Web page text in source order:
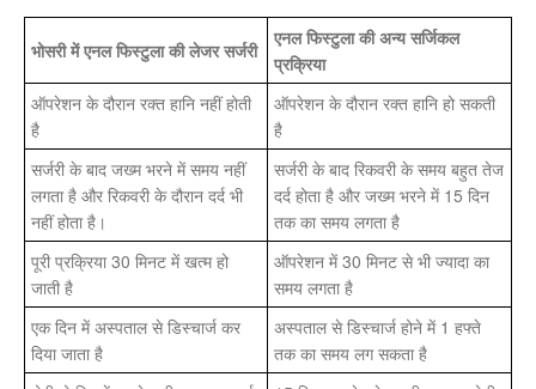
भोसरी में एनल फिस्टुला की लेजर सर्जरी
एनल फिस्टुला की अन्य सर्जिकल
प्रक्रिया
ऑपरेशन के दौरान रक्त हानि नहीं होती
है
ऑपरेशन के दौरान रक्त हानि हो सकती
है
सर्जरी के बाद जख्म भरने में समय नहीं
लगता है और रिकवरी के दौरान दर्द भी
नहीं होता है।
सर्जरी के बाद रिकवरी के समय बहुत तेज
दर्द होता है और जख्म भरने में 15 दिन
तक का समय लगता है
पूरी प्रक्रिया 30 मिनट में खत्म हो
जाती है
ऑपरेशन में 30 मिनट से भी ज्यादा का
समय लगता है
एक दिन में अस्पताल से डिस्चार्ज कर
दिया जाता है
अस्पताल से डिस्चार्ज होने में 1 हफ्ते
तक का समय लग सकता है